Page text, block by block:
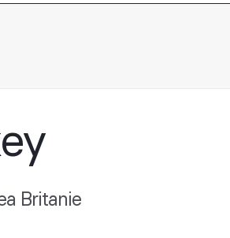
Britanie